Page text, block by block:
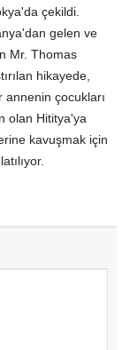
çekildi.
gelen ve
Mr. Thomas
hikayede,
çocukları
olan Hititya'ya
kavuşmak için